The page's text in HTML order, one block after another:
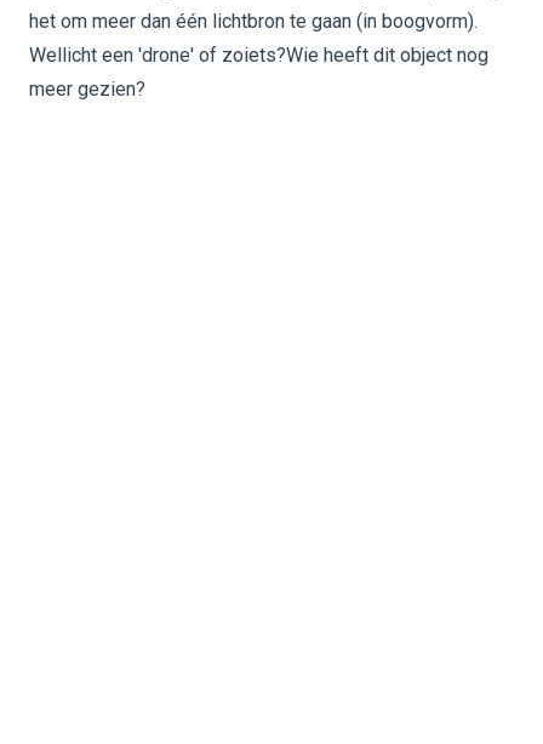
het om meer dan één lichtbron te gaan (in boogvorm).
Wellicht een 'drone' of zoiets?Wie heeft dit object nog
meer gezien?